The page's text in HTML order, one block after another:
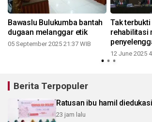
Bawaslu Bulukumba bantah
dugaan melanggar etik
05 September 2025 21:37 WIB
Tak terbukti
rehabilitasi
Sulsel
12 June 2025
Berita Terpopuler
Ratusan ibu hamil
23 jam lalu